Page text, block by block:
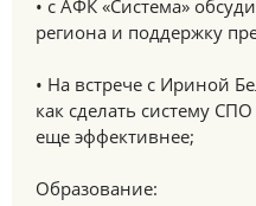
• с АФК «Система»
региона и поддержку
• На встрече с Ириной
как сделать систему
еще эффективнее;
Образование: